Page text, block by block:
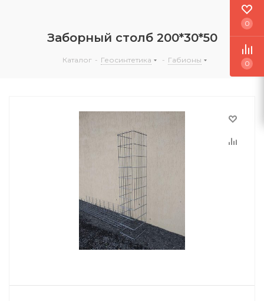
Заборный столб 200*30*50
Каталог - Геосинтетика - Габионы
0
0